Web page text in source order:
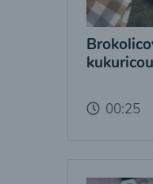
kukuricou
00:25